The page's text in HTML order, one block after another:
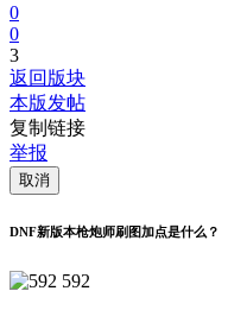
0
0
3
返回版块
本版发帖
复制链接
举报
取消
DNF新版本枪炮师刷图加点是什么？
592